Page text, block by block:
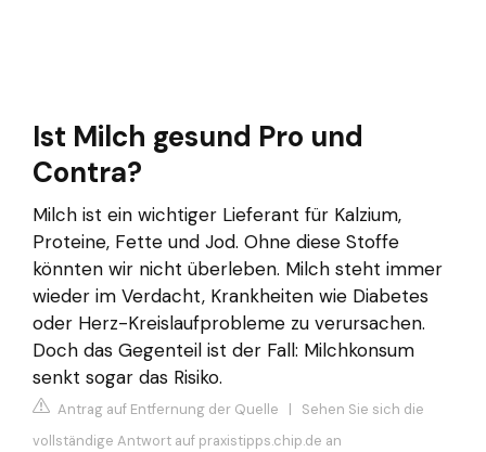
Ist Milch gesund Pro und
Contra?
Milch ist ein wichtiger Lieferant für Kalzium,
Proteine, Fette und Jod. Ohne diese Stoffe
könnten wir nicht überleben. Milch steht immer
wieder im Verdacht, Krankheiten wie Diabetes
oder Herz-Kreislaufprobleme zu verursachen.
Doch das Gegenteil ist der Fall: Milchkonsum
senkt sogar das Risiko.
Antrag auf Entfernung der Quelle | Sehen Sie sich die
vollständige Antwort auf praxistipps.chip.de an